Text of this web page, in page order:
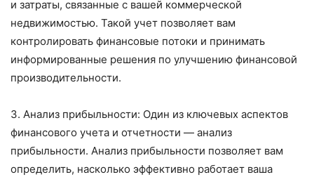
и затраты, связанные с вашей коммерческой
недвижимостью. Такой учет позволяет вам
контролировать финансовые потоки и принимать
информированные решения по улучшению финансовой
производительности.
3. Анализ прибыльности: Один из ключевых аспектов
финансового учета и отчетности — анализ
прибыльности. Анализ прибыльности позволяет вам
определить, насколько эффективно работает ваша